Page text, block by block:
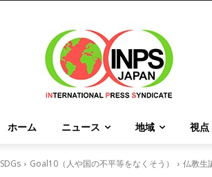
ホーム ニュース 地域 視点
SDGs Goal10（人や国の不平等をなくそう） 仏教生